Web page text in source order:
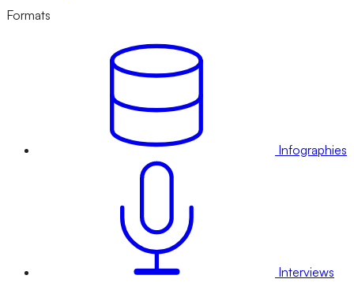
Formats
Infographies
Interviews